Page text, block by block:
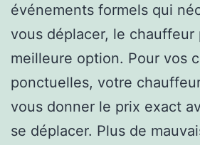
événements formels qui
vous déplacer, le chauffeur
meilleure option. Pour vos
ponctuelles, votre
vous donner le prix exact
se déplacer. Plus de